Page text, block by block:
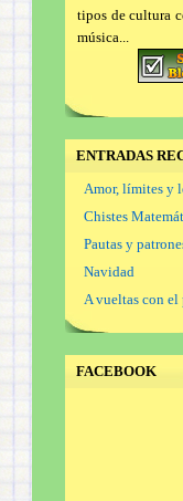
tipos de cultura
música...
ENTRADAS
Amor, límites y
Chistes
Pautas y
Navidad
A vueltas con el
FACEBOOK